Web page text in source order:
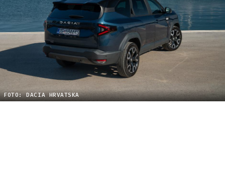
FOTO: DACIA HRVATSKA